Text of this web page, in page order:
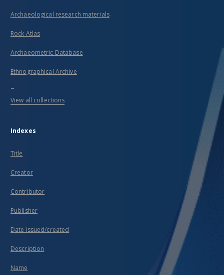
Archaeological research materials
Rock Atlas
Archaeometric Database
Ethnographical Archive
...
View all collections
Indexes
Title
Creator
Contributor
Publisher
Date issued/created
Description
Name